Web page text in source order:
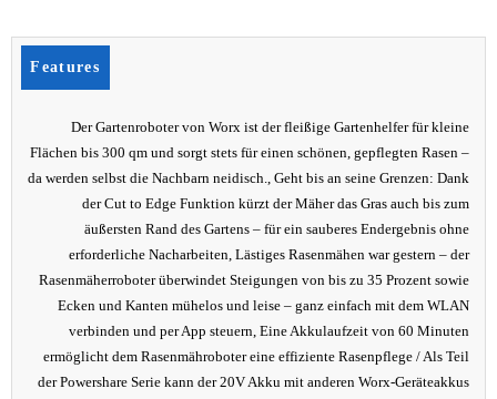
Features
Der Gartenroboter von Worx ist der fleißige Gartenhelfer für kleine
Flächen bis 300 qm und sorgt stets für einen schönen, gepflegten Rasen –
da werden selbst die Nachbarn neidisch., Geht bis an seine Grenzen: Dank
der Cut to Edge Funktion kürzt der Mäher das Gras auch bis zum
äußersten Rand des Gartens – für ein sauberes Endergebnis ohne
erforderliche Nacharbeiten, Lästiges Rasenmähen war gestern – der
Rasenmäherroboter überwindet Steigungen von bis zu 35 Prozent sowie
Ecken und Kanten mühelos und leise – ganz einfach mit dem WLAN
verbinden und per App steuern, Eine Akkulaufzeit von 60 Minuten
ermöglicht dem Rasenmähroboter eine effiziente Rasenpflege / Als Teil
der Powershare Serie kann der 20V Akku mit anderen Worx-Geräteakkus